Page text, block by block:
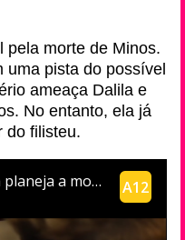
pela morte de Minos.
uma pista do possível
ameaça Dalila e
No entanto, ela já
do filisteu.